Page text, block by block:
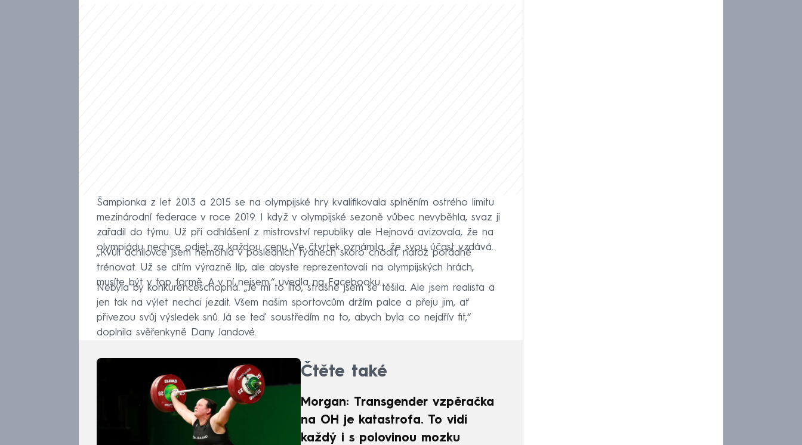
Šampionka z let 2013 a 2015 se na olympijské hry kvalifikovala splněním ostrého limitu
mezinárodní federace v roce 2019. I když v olympijské sezoně vůbec nevyběhla, svaz ji
zařadil do týmu. Už při odhlášení z mistrovství republiky ale Hejnová avizovala, že na
olympiádu nechce odjet za každou cenu. Ve čtvrtek oznámila, že svou účast vzdává.
„Kvůli achilovce jsem nemohla v posledních týdnech skoro chodit, natož pořádně
trénovat. Už se cítím výrazně líp, ale abyste reprezentovali na olympijských hrách,
musíte být v top formě. A v ní nejsem,“ uvedla na Facebooku.
Nebyla by konkurenceschopná. „Je mi to líto, strašně jsem se těšila. Ale jsem realista a
jen tak na výlet nechci jezdit. Všem našim sportovcům držím palce a přeju jim, ať
přivezou svůj výsledek snů. Já se teď soustředím na to, abych byla co nejdřív fit,“
doplnila svěřenkyně Dany Jandové.
Čtěte také
Morgan: Transgender vzpěračka
na OH je katastrofa. To vidí
každý i s polovinou mozku